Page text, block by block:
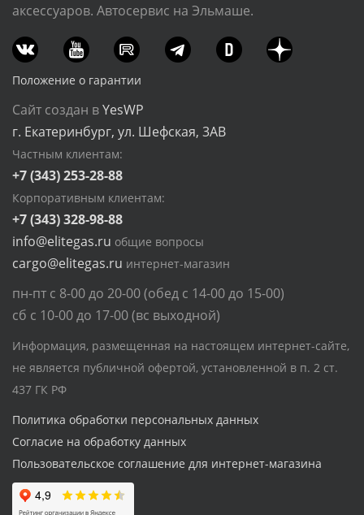
аксессуаров. Автосервис на Эльмаше.
Положение о гарантии
Сайт создан вYesWP
г. Екатеринбург, ул. Шефская, 3АВ
Частным клиентам:
+7 (343) 253-28-88
Корпоративным клиентам:
+7 (343) 328-98-88
info@elitegas.ru общие вопросы
cargo@elitegas.ru интернет-магазин
пн-пт с 8-00 до 20-00 (обед с 14-00 до 15-00)
сб с 10-00 до 17-00 (вс выходной)
Информация, размещенная на настоящем интернет-сайте,
не является публичной офертой, установленной в п. 2 ст.
437 ГК РФ
Политика обработки персональных данных
Согласие на обработку данных
Пользовательское соглашение для интернет-магазина